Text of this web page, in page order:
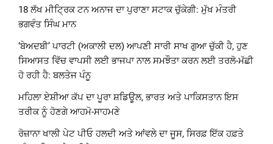
18 ਲੱਖ ਮੀਟ੍ਰਿਕ ਟਨ ਅਨਾਜ ਦਾ ਪੁਰਾਣਾ ਸਟਾਕ ਚੁੱਕੇਗੀ: ਮੁੱਖ ਮੰਤਰੀ
ਭਗਵੰਤ ਸਿੰਘ ਮਾਨ
‘ਬੇਅਦਬੀ’ ਪਾਰਟੀ (ਅਕਾਲੀ ਦਲ) ਆਪਣੀ ਸਾਰੀ ਸਾਖ ਗੁਆ ਚੁੱਕੀ ਹੈ, ਹੁਣ
ਸਿਆਸਤ ਵਿੱਚ ਵਾਪਸੀ ਲਈ ਭਾਜਪਾ ਨਾਲ ਸਮਝੌਤਾ ਕਰਨ ਲਈ ਤਰਲੋ-ਮੱਛੀ
ਹੋ ਰਹੀ ਹੈ: ਬਲਤੇਜ ਪੰਨੂ
ਮਹਿਲਾ ਏਸ਼ੀਆ ਕੱਪ ਦਾ ਪੂਰਾ ਸ਼ਡਿਊਲ, ਭਾਰਤ ਅਤੇ ਪਾਕਿਸਤਾਨ ਇਸ
ਤਰੀਕ ਨੂੰ ਹੋਣਗੇ ਆਹਮੋ-ਸਾਹਮਣੇ
ਰੋਜ਼ਾਨਾ ਖਾਲੀ ਪੇਟ ਪੀਓ ਹਲਦੀ ਅਤੇ ਆਂਵਲੇ ਦਾ ਜੂਸ, ਸਿਰਫ਼ ਇੱਕ ਹਫ਼ਤੇ